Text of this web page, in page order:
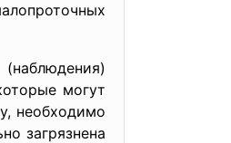
могут
необходимо
загрязнена